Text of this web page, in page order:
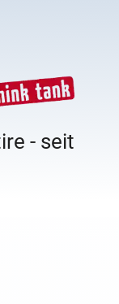
- seit